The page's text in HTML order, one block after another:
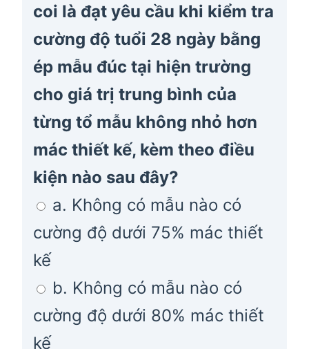
coi là đạt yêu cầu khi kiểm tra
cường độ tuổi 28 ngày bằng
ép mẫu đúc tại hiện trường
cho giá trị trung bình của
từng tổ mẫu không nhỏ hơn
mác thiết kế, kèm theo điều
kiện nào sau đây?
a. Không có mẫu nào có
cường độ dưới 75% mác thiết
kế
b. Không có mẫu nào có
cường độ dưới 80% mác thiết
kế